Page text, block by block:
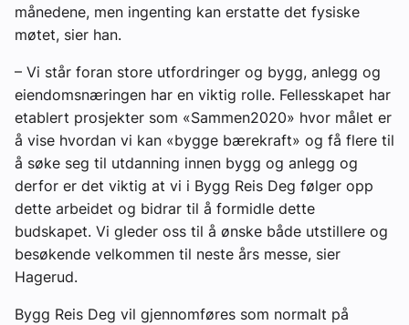
månedene, men ingenting kan erstatte det fysiske
møtet, sier han.
– Vi står foran store utfordringer og bygg, anlegg og
eiendomsnæringen har en viktig rolle. Fellesskapet har
etablert prosjekter som «Sammen2020» hvor målet er
å vise hvordan vi kan «bygge bærekraft» og få flere til
å søke seg til utdanning innen bygg og anlegg og
derfor er det viktig at vi i Bygg Reis Deg følger opp
dette arbeidet og bidrar til å formidle dette
budskapet. Vi gleder oss til å ønske både utstillere og
besøkende velkommen til neste års messe, sier
Hagerud.
Bygg Reis Deg vil gjennomføres som normalt på